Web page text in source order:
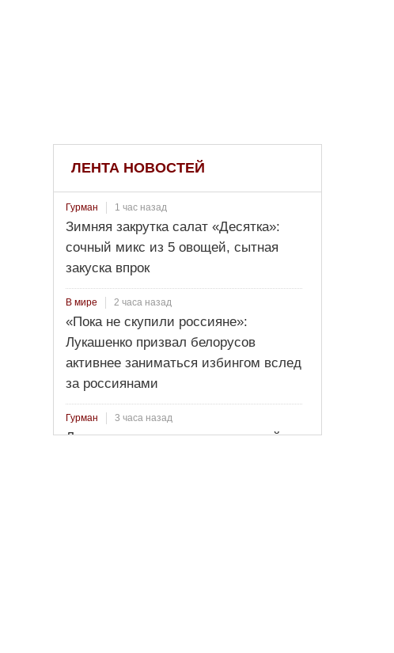
ЛЕНТА НОВОСТЕЙ
Гурман 1 час назад
Зимняя закрутка салат «Десятка»:
сочный микс из 5 овощей, сытная
закуска впрок
В мире 2 часа назад
«Пока не скупили россияне»:
Лукашенко призвал белорусов
активнее заниматься избингом вслед
за россиянами
Гурман 3 часа назад
Лосось пряного посола: секретный